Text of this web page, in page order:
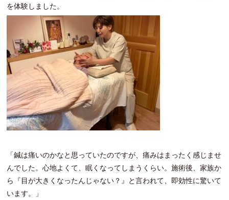
を体験しました。
「鍼は痛いのかなと思っていたのですが、痛みはまったく感じませ
んでした。心地よくて、眠くなってしまうくらい。施術後、家族か
ら『目が大きくなったんじゃない？』と言われて、即効性に驚いて
います。」